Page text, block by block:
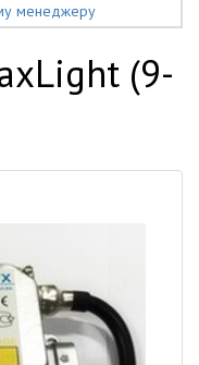
менеджеру
(9-